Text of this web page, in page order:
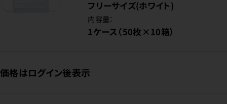
フリーサイズ(ホワイト)
内容量：
1ケース（50枚×10箱）
価格はログイン後表示